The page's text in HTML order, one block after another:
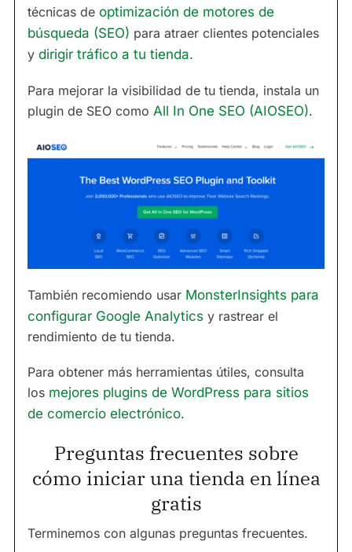
técnicas de optimización de motores de
búsqueda (SEO) para atraer clientes potenciales
y dirigir tráfico a tu tienda.
Para mejorar la visibilidad de tu tienda, instala un
plugin de SEO como All In One SEO (AIOSEO).
También recomiendo usar MonsterInsights para
configurar Google Analytics y rastrear el
rendimiento de tu tienda.
Para obtener más herramientas útiles, consulta
los mejores plugins de WordPress para sitios
de comercio electrónico.
Preguntas frecuentes sobre
cómo iniciar una tienda en línea
gratis
Terminemos con algunas preguntas frecuentes.